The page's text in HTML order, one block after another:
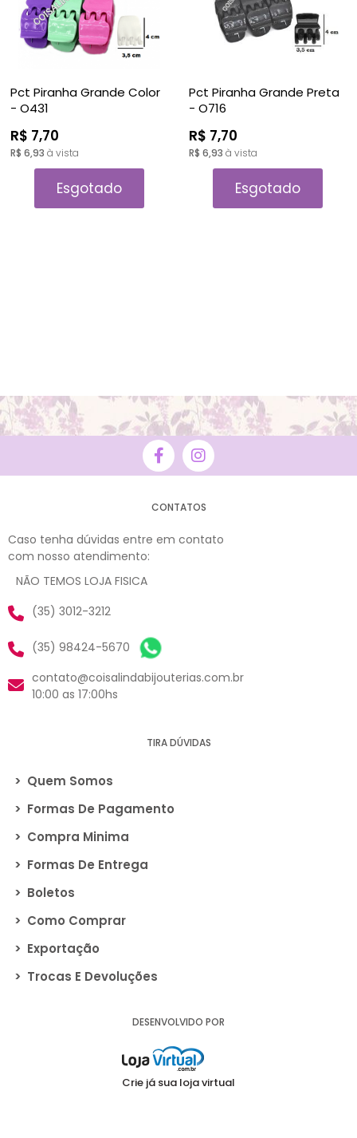
Pct Piranha Grande Color
- O431
R$ 7,70
R$ 6,93 à vista
Esgotado
Pct Piranha Grande Preta
- O716
R$ 7,70
R$ 6,93 à vista
Esgotado
CONTATOS
Caso tenha dúvidas entre em contato
com nosso atendimento:
NÃO TEMOS LOJA FISICA
(35) 3012-3212
(35) 98424-5670
contato@coisalindabijouterias.com.br
10:00 as 17:00hs
TIRA DÚVIDAS
> Quem Somos
> Formas De Pagamento
> Compra Minima
> Formas De Entrega
> Boletos
> Como Comprar
> Exportação
> Trocas E Devoluções
DESENVOLVIDO POR
Crie já sua loja virtual